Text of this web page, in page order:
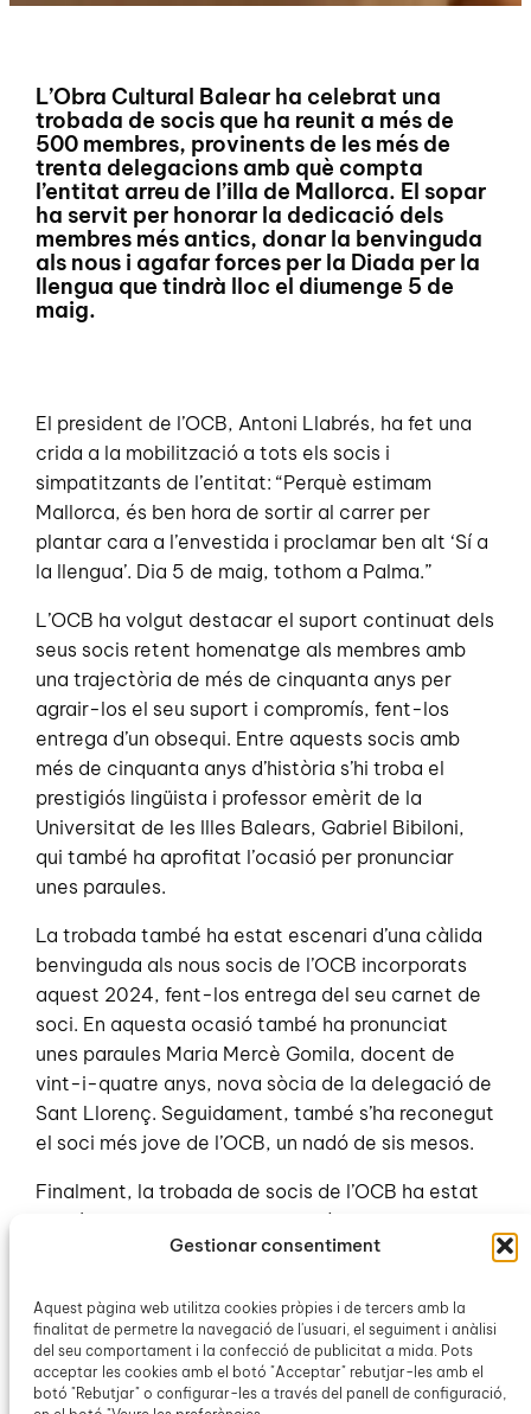
Gestionar consentiment
Aquest pàgina web utilitza cookies pròpies i de tercers amb la
finalitat de permetre la navegació de l'usuari, el seguiment i anàlisi
del seu comportament i la confecció de publicitat a mida. Pots
acceptar les cookies amb el botó "Acceptar" rebutjar-les amb el
botó "Rebutjar" o configurar-les a través del panell de configuració,
L’Obra Cultural Balear ha celebrat una
trobada de socis que ha reunit a més de
500 membres, provinents de les més de
trenta delegacions amb què compta
l’entitat arreu de l’illa de Mallorca. El sopar
ha servit per honorar la dedicació dels
membres més antics, donar la benvinguda
als nous i agafar forces per la Diada per la
llengua que tindrà lloc el diumenge 5 de
maig.
El president de l’OCB, Antoni Llabrés, ha fet una
crida a la mobilització a tots els socis i
simpatitzants de l’entitat: “Perquè estimam
Mallorca, és ben hora de sortir al carrer per
plantar cara a l’envestida i proclamar ben alt ‘Sí a
la llengua’. Dia 5 de maig, tothom a Palma.”
L’OCB ha volgut destacar el suport continuat dels
seus socis retent homenatge als membres amb
una trajectòria de més de cinquanta anys per
agrair-los el seu suport i compromís, fent-los
entrega d’un obsequi. Entre aquests socis amb
més de cinquanta anys d’història s’hi troba el
prestigiós lingüista i professor emèrit de la
Universitat de les Illes Balears, Gabriel Bibiloni,
qui també ha aprofitat l’ocasió per pronunciar
unes paraules.
La trobada també ha estat escenari d’una càlida
benvinguda als nous socis de l’OCB incorporats
aquest 2024, fent-los entrega del seu carnet de
soci. En aquesta ocasió també ha pronunciat
unes paraules Maria Mercè Gomila, docent de
vint-i-quatre anys, nova sòcia de la delegació de
Sant Llorenç. Seguidament, també s’ha reconegut
el soci més jove de l’OCB, un nadó de sis mesos.
Finalment, la trobada de socis de l’OCB ha estat
només un moment de celebració i reconeixement,
però també una oportunitat per agafar forces de
pròxim diumenge, 5 de maig a la Plaça Major de
Palma.